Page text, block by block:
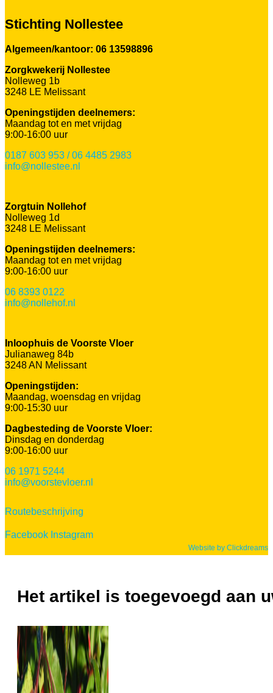
Stichting Nollestee
Algemeen/kantoor: 06 13598896
Zorgkwekerij Nollestee
Nolleweg 1b
3248 LE Melissant
Openingstijden deelnemers:
Maandag tot en met vrijdag
9:00-16:00 uur
0187 603 953 / 06 4485 2983
info@nollestee.nl
Zorgtuin Nollehof
Nolleweg 1d
3248 LE Melissant
Openingstijden deelnemers:
Maandag tot en met vrijdag
9:00-16:00 uur
06 8393 0122
info@nollehof.nl
Inloophuis de Voorste Vloer
Julianaweg 84b
3248 AN Melissant
Openingstijden:
Maandag, woensdag en vrijdag
9:00-15:30 uur
Dagbesteding de Voorste Vloer:
Dinsdag en donderdag
9:00-16:00 uur
06 1971 5244
info@voorstevloer.nl
Routebeschrijving
Facebook Instagram
Website by Clickdreams
Het artikel is toegevoegd aan